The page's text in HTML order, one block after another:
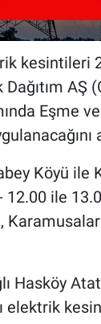
kesintileri
AŞ
Eşme
Köyü
ile
Hasköy
elektrik